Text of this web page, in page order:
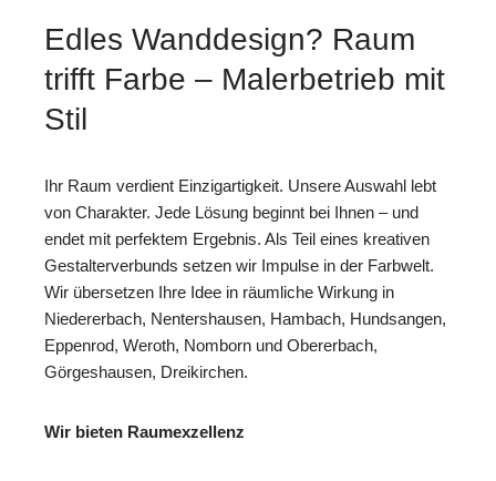
Edles Wanddesign? Raum
trifft Farbe – Malerbetrieb mit
Stil
Ihr Raum verdient Einzigartigkeit. Unsere Auswahl lebt
von Charakter. Jede Lösung beginnt bei Ihnen – und
endet mit perfektem Ergebnis. Als Teil eines kreativen
Gestalterverbunds setzen wir Impulse in der Farbwelt.
Wir übersetzen Ihre Idee in räumliche Wirkung in
Niedererbach, Nentershausen, Hambach, Hundsangen,
Eppenrod, Weroth, Nomborn und Obererbach,
Görgeshausen, Dreikirchen.
Wir bieten Raumexzellenz